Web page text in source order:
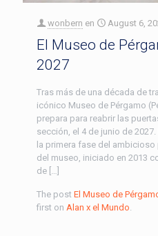
wonbern en August 6,
El Museo de
2027
Tras más de una década de
icónico Museo de Pérgamo
prepara para reabrir las
sección, el 4 de junio de
la primera fase del
del museo, iniciado en 2013
de […]
The post El Museo de
first on Alan x el Mundo